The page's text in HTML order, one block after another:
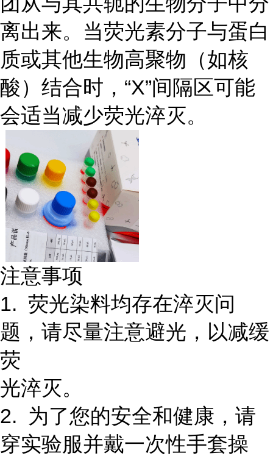
离出来。当荧光素分子与蛋白
质或其他生物高聚物（如核
酸）结合时，“X”间隔区可能
会适当减少荧光淬灭。
注意事项
1. 荧光染料均存在淬灭问
题，请尽量注意避光，以减缓
荧
光淬灭。
2. 为了您的安全和健康，请
穿实验服并戴一次性手套操